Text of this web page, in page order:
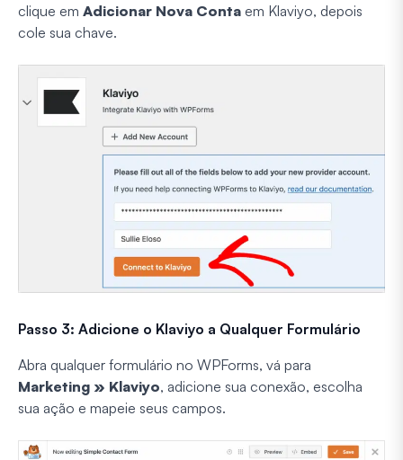
clique em Adicionar Nova Conta em Klaviyo, depois
cole sua chave.
Passo 3: Adicione o Klaviyo a Qualquer Formulário
Abra qualquer formulário no WPForms, vá para
Marketing » Klaviyo, adicione sua conexão, escolha
sua ação e mapeie seus campos.